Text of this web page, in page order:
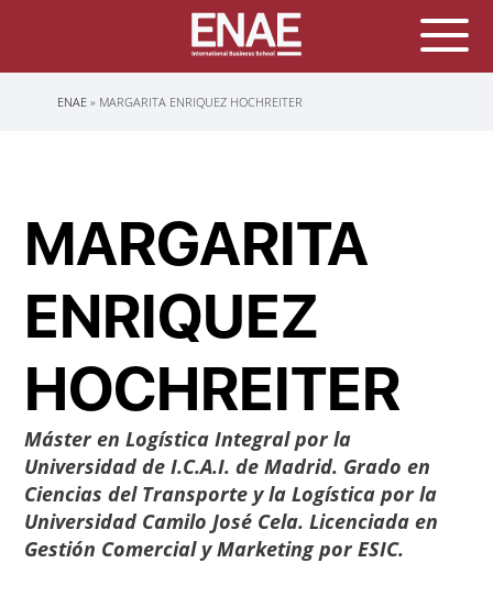
Sobrescribir
ENAE MARGARITA ENRIQUEZ HOCHREITER
MARGARITA
ENRIQUEZ
HOCHREITER
Máster en Logística Integral por la
Universidad de I.C.A.I. de Madrid. Grado en
Ciencias del Transporte y la Logística por la
Universidad Camilo José Cela. Licenciada en
Gestión Comercial y Marketing por ESIC.